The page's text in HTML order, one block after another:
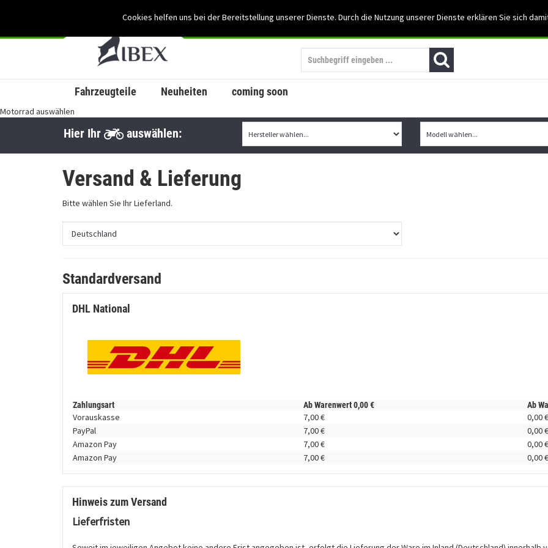
Cookies helfen uns bei der Bereitstellung unserer Dienste. Durch die Nutzung unserer Dienste erklären Sie sich
Mein Konto Support: 03501-
Fahrzeugteile Neuheiten coming soon
Motorrad auswählen
Hier Ihr auswählen:
Versand & Lieferung
Bitte wählen Sie Ihr Lieferland.
Standardversand
DHL National
Zahlungsart Ab Warenwert0,00€ Ab
Vorauskasse 7,00€ 0,00€
PayPal
7,00€ 0,00€
Amazon Pay
7,00€ 0,00€
Amazon Pay
7,00€ 0,00€
Hinweis zum Versand
Lieferfristen